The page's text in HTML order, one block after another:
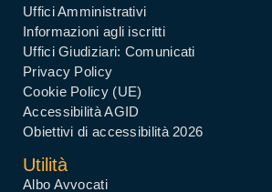
Uffici Amministrativi
Informazioni agli iscritti
Uffici Giudiziari: Comunicati
Privacy Policy
Cookie Policy (UE)
Accessibilità AGID
Obiettivi di accessibilità 2026
Utilità
Albo Avvocati